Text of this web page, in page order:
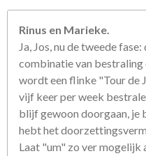
Rinus en Marieke.
Ja, Jos, nu de tweede
combinatie van
wordt een flinke "Tour de
vijf keer per week
blijf gewoon doorgaan, je
hebt het
Laat "um" zo ver mogelijk